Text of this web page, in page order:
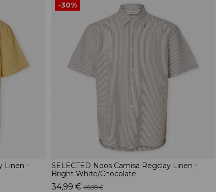
Linen -
-30%
SELECTED Noos Camisa Regclay Linen -
Bright White/Chocolate
34,99 € 49,99 €